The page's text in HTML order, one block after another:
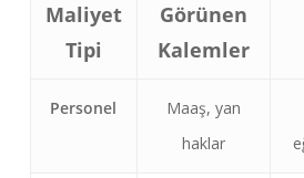
Maliyet
Tipi
Görünen
Kalemler
Personel
Maaş, yan
haklar